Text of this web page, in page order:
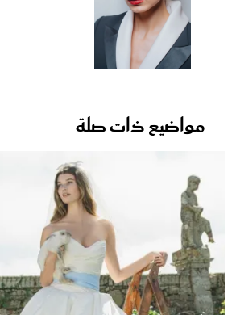
مواضيع ذات صلة